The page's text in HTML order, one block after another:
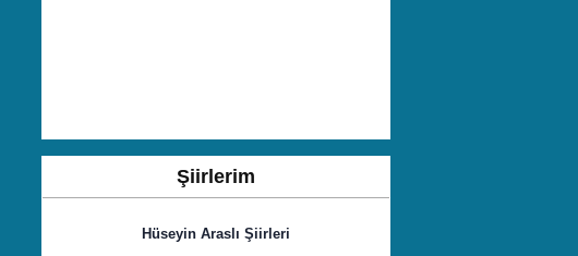
Şiirlerim
Hüseyin Araslı Şiirleri